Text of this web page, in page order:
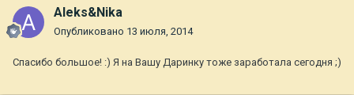
Aleks&Nika
Опубликовано 13 июля, 2014
Спасибо большое! :) Я на Вашу Даринку тоже заработала сегодня ;)